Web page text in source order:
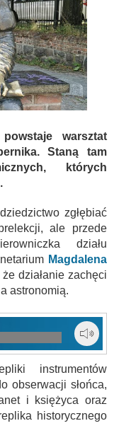
warsztat
Staną tam
których
zgłębiać
ale przede
działu
Magdalena
działanie zachęci
astronomią.
instrumentów
obserwacji słońca,
i księżyca oraz
historycznego